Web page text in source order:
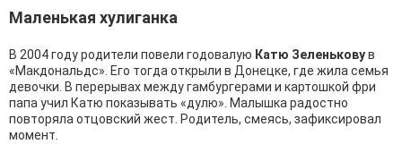
Маленькая хулиганка
В 2004 году родители повели годовалую Катю Зеленьковув
«Макдональдс». Его тогда открыли в Донецке, где жила семья
девочки. В перерывах между гамбургерами и картошкой фри
папа учил Катю показывать «дулю». Малышка радостно
повторяла отцовский жест. Родитель, смеясь, зафиксировал
момент.